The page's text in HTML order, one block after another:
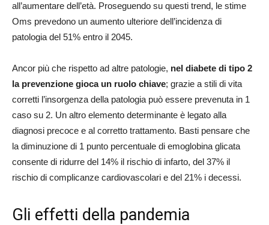
all’aumentare dell’età. Proseguendo su questi trend, le stime
Oms prevedono un aumento ulteriore dell’incidenza di
patologia del 51% entro il 2045.
Ancor più che rispetto ad altre patologie, nel diabete di tipo 2
la prevenzione gioca un ruolo chiave; grazie a stili di vita
corretti l’insorgenza della patologia può essere prevenuta in 1
caso su 2. Un altro elemento determinante è legato alla
diagnosi precoce e al corretto trattamento. Basti pensare che
la diminuzione di 1 punto percentuale di emoglobina glicata
consente di ridurre del 14% il rischio di infarto, del 37% il
rischio di complicanze cardiovascolari e del 21% i decessi.
Gli effetti della pandemia